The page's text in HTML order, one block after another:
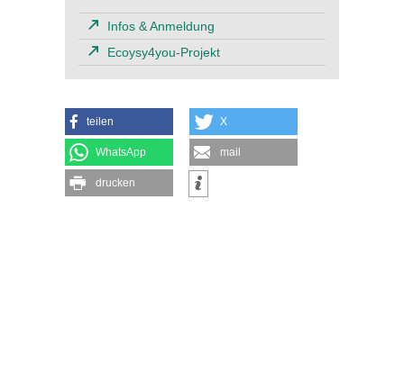
Infos & Anmeldung
Ecoysy4you-Projekt
teilen X
WhatsApp mail
drucken